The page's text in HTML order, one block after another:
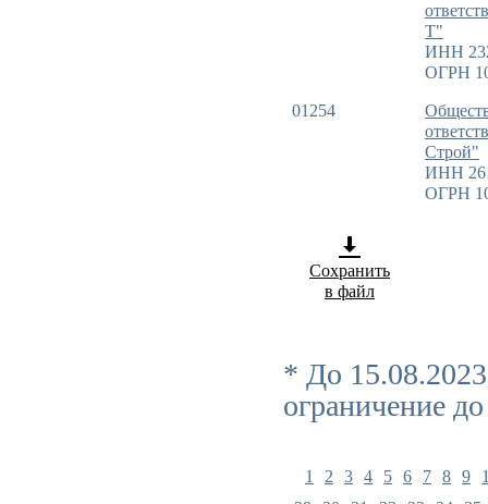
Сохранить
в файл
Т"
ИНН
ОГРН
01254
Строй"
ИНН
ОГРН
* До 15.08.2023
ограничение
1 2 3 4 5 6 7 8 9